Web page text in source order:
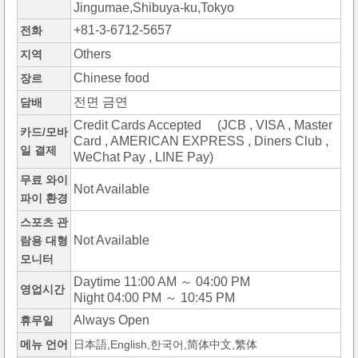
Jingumae,Shibuya-ku,Tokyo
전화 +81-3-6712-5657
지역 Others
장르 Chinese food
담배 전면 금연
카드/모바
일 결제
Credit Cards Accepted (JCB , VISA , Master
Card , AMERICAN EXPRESS , Diners Club ,
WeChat Pay , LINE Pay)
무료 와이
파이 환경
Not Available
스포츠 관
람용 대형
모니터
Not Available
영업시간
Daytime 11:00 AM ～ 04:00 PM
Night 04:00 PM ～ 10:45 PM
휴무일 Always Open
메뉴 언어
日本語,English,한국어,简体中文,繁体